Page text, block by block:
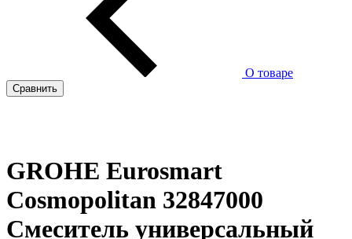
О товаре
Сравнить
GROHE Eurosmart
Cosmopolitan 32847000
Смеситель универсальный